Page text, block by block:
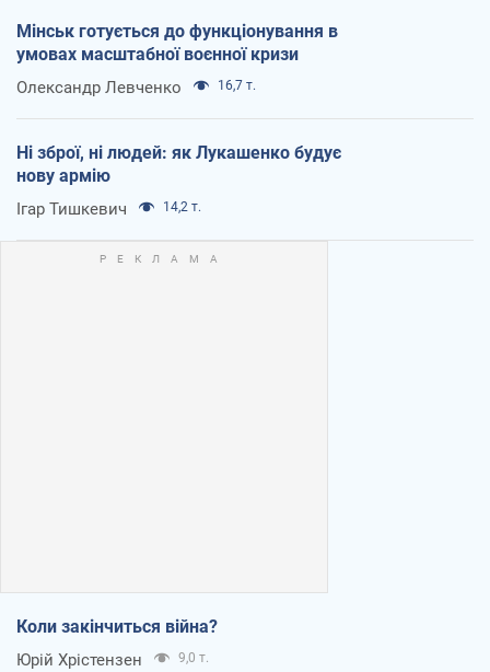
Мінськ готується до функціонування в
умовах масштабної воєнної кризи
Олександр Левченко 16,7 т.
Ні зброї, ні людей: як Лукашенко будує
нову армію
Ігар Тишкевич 14,2 т.
Коли закінчиться війна?
Юрій Хрістензен 9,0 т.